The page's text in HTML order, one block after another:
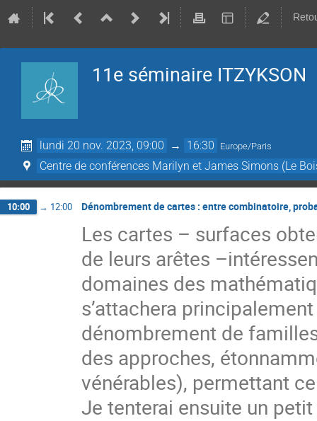
11e séminaire ITZYKSON
lundi 20 nov. 2023, 09:00 → 16:30 Europe/Paris
Centre de conférences Marilyn et James Simons (Le
10:00 → 12:00 Dénombrement de cartes : entre combinatoire,
Les cartes – surfaces
de leurs arêtes
domaines des
s’attachera
dénombrement de
des approches,
vénérables), permettant
Je tenterai ensuite un